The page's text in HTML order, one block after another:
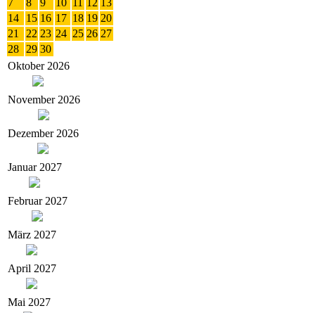
14
15 16 17 18 19 20
21
22 23 24 25 26 27
28
29 30
Oktober 2026
November 2026
Dezember 2026
Januar 2027
Februar 2027
März 2027
April 2027
Mai 2027